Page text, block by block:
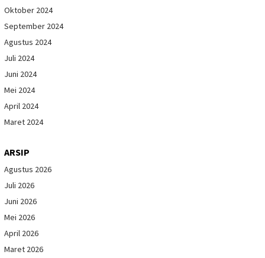
Oktober 2024
September 2024
Agustus 2024
Juli 2024
Juni 2024
Mei 2024
April 2024
Maret 2024
ARSIP
Agustus 2026
Juli 2026
Juni 2026
Mei 2026
April 2026
Maret 2026